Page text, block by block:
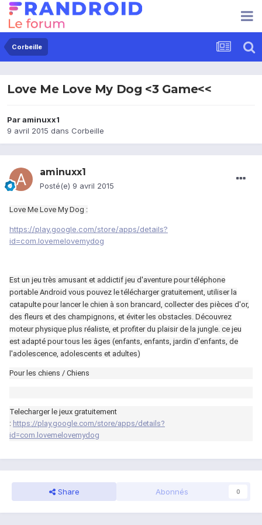
Corbeille
Love Me Love My Dog <3 Game<<
Paraminuxx1
9 avril 2015 dans Corbeille
aminuxx1
Posté(e) 9 avril 2015
Love Me Love My Dog :
https://play.google.com/store/apps/details?
id=com.lovemelovemydog
Est un jeu très amusant et addictif jeu d'aventure pour téléphone
portable Android vous pouvez le télécharger gratuitement, utiliser la
catapulte pour lancer le chien à son brancard, collecter des pièces d'or,
des fleurs et des champignons, et éviter les obstacles. Découvrez
moteur physique plus réaliste, et profiter du plaisir de la jungle. ce jeu
est adapté pour tous les âges (enfants, enfants, jardin d'enfants, de
l'adolescence, adolescents et adultes)
Pour les chiens / Chiens
Telecharger le jeux gratuitement
: https://play.google.com/store/apps/details?
id=com.lovemelovemydog
Share Abonnés 0